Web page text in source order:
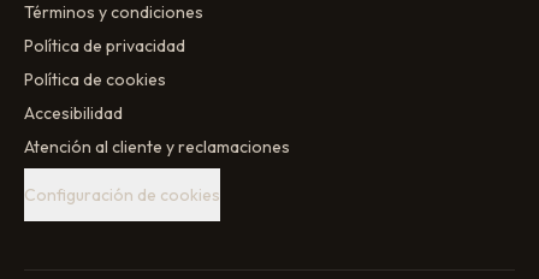
Términos y condiciones
Política de privacidad
Política de cookies
Accesibilidad
Atención al cliente y reclamaciones
Configuración de cookies